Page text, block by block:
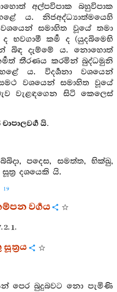
අල්පවිපාක බහුවිපාක
ය. නිජඅද්ධ්‍යාත්මයෙහි
සමාහිත වූයේ තමා
භවගාමී කර්‍ම ද (යුදබිමෙභි
බිඳ දැම්මේ ය. නොහොත්
තීරණය කරමින් බුද්ධමුනි
ය. විදර්‍ශනා වශයෙන්
වශයෙන් සමාහිත වූයේ
වැළඳගෙන සිටි කෙලෙස්
යි.
පදෙස, සමත්ත, භික්ඛු,
දශයෙකි යි.
19
වර්‍ගය
2. 1.
පෙර බුදුබවට නො පැමිණි